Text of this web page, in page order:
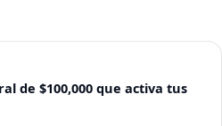
de $100,000 que activa tus